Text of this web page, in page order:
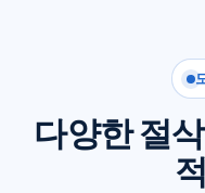
다양한 절